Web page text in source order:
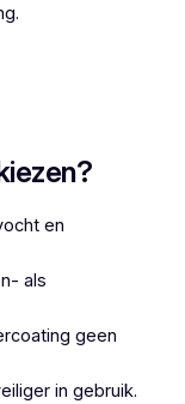
en
als
geen
in gebruik.